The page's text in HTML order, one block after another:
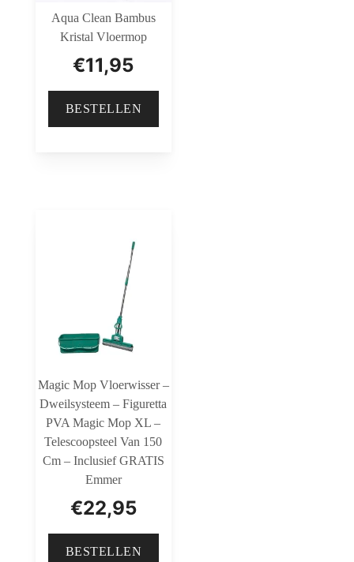
Aqua Clean Bambus
Kristal Vloermop
€11,95
BESTELLEN
Magic Mop Vloerwisser –
Dweilsysteem – Figuretta
PVA Magic Mop XL –
Telescoopsteel Van 150
Cm – Inclusief GRATIS
Emmer
€22,95
BESTELLEN